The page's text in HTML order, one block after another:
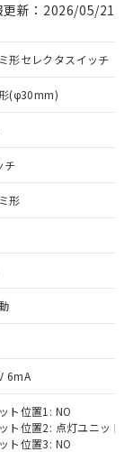
更新：2026/05/21
形セレクタスイッチ
(φ30mm)
チ
形
6mA
ト位置1: NO
ト位置2: 点灯ユニット
ト位置3: NO